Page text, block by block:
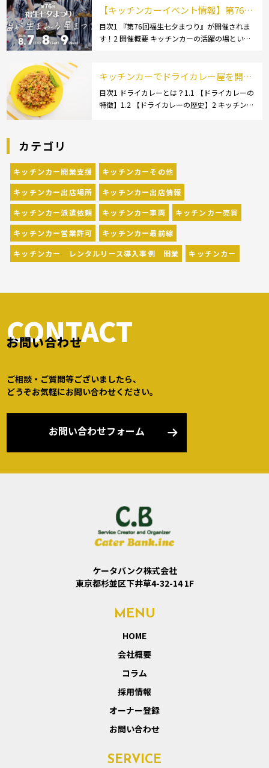
チンカー:1t～ […]
【キッチンカーイベント情報】第76回
福生七夕まつりが開催されます！
目次1 『第76回福生七夕まつり』が開催されま
す！2 開催概要 キッチンカーの活躍の場といえ
されています。 開業前にキッチンカーの出店
キッチンカーでドライカレー屋を開業
するには？必要な資格・設備・成功の
ポイントを解説
目次1 ドライカレーとは？1.1 【ドライカレーの
特徴】1.2 【ドライカレーの歴史】2 キッチンカ
カテゴリ
キッチンカー開業支援
キッチンカーその他
キッチンカー出店場所
キッチンカー出店情報
キッチンカー派遣依頼
キッチンカー車両
キッチンカー売買
キッチンカー営業許可
キッチンカー最前線
キッチンカー レンタルリース導入事例 開業
キッチンカー
CONTACT
お問い合わせ
ご相談・ご質問等ございましたら、
どうぞお気軽にお問い合わせください。
お問い合わせフォーム
ケータバンク株式会社
東京都杉並区下井草4-32-14 1F
MENU
HOME
会社概要
コラム
採用情報
オーナー登録
お問い合わせ
SERVICE